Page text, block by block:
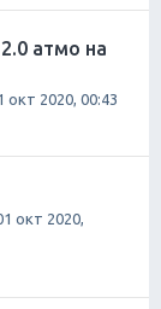
атмо на
окт 2020, 00:43
окт 2020,